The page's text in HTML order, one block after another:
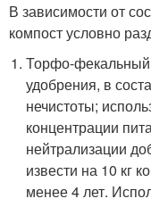
В зависимости от
компост условно
Торфо-
удобрения, в
нечистоты;
концентрации
нейтрализации
извести на 10 кг
менее 4 лет.